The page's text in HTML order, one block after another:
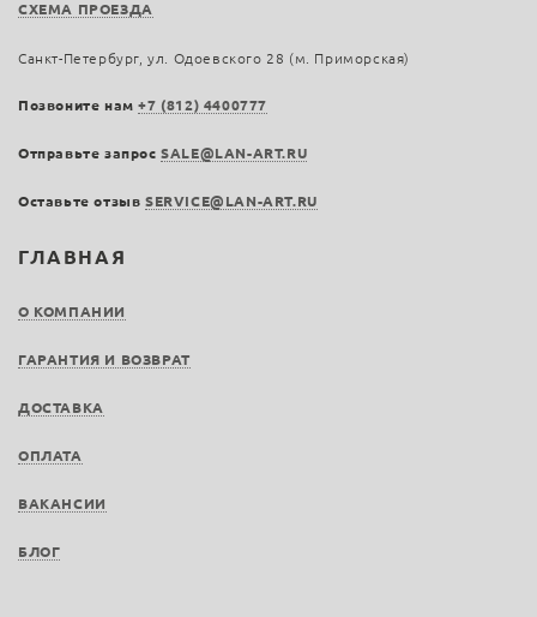
ГЛАВНАЯ
О КОМПАНИИ
ГАРАНТИЯ И ВОЗВРАТ
ДОСТАВКА
ОПЛАТА
ВАКАНСИИ
БЛОГ
СХЕМА ПРОЕЗДА
Санкт-Петербург, ул. Одоевского 28 (м. Приморская)
Позвоните нам+7 (812) 4400777
Отправьте запросSALE@LAN-ART.RU
Оставьте отзыв SERVICE@LAN-ART.RU